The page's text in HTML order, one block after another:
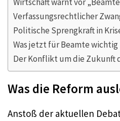
Wirtschaft warnt vor
Verfassungsrechtlicher
Politische Sprengkraft in
Was jetzt für Beamte wichtig
Der Konflikt um die Zukunft
Was die Reform
Anstoß der aktuellen